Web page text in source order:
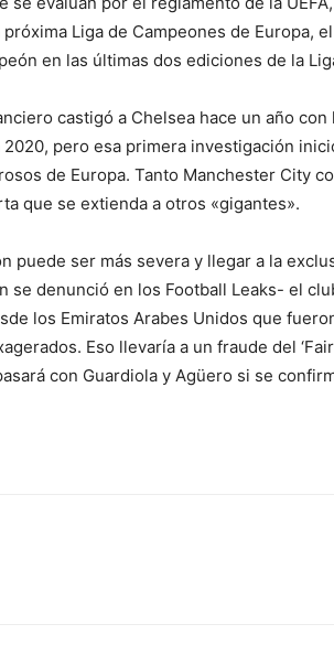
Liga de Campeones de Europa,
en las últimas dos ediciones de la
castigó a Chelsea hace un año
pero esa primera investigación
de Europa. Tanto Manchester City
que se extienda a otros «gigantes».
puede ser más severa y llegar a la
se denunció en los Football Leaks- el
los Emiratos Arabes Unidos que
Eso llevaría a un fraude del
con Guardiola y Agüero si se